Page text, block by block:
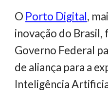
O Porto Digital,
inovação do
Governo Federal
de aliança para a
Inteligência